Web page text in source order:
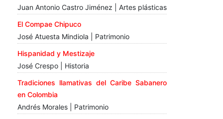
Juan Antonio Castro Jiménez | Artes plásticas
El Compae Chipuco
José Atuesta Mindiola | Patrimonio
Hispanidad y Mestizaje
José Crespo | Historia
Tradiciones llamativas del Caribe Sabanero
en Colombia
Andrés Morales | Patrimonio